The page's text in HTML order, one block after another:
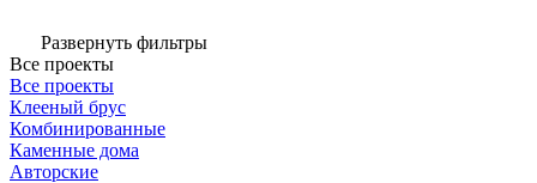
Развернуть фильтры
Все проекты
Все проекты
Клееный брус
Комбинированные
Каменные дома
Авторские